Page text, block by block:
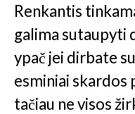
Renkantis
galima sutaupyti
ypač jei dirbate
esminiai skardos
tačiau ne visos